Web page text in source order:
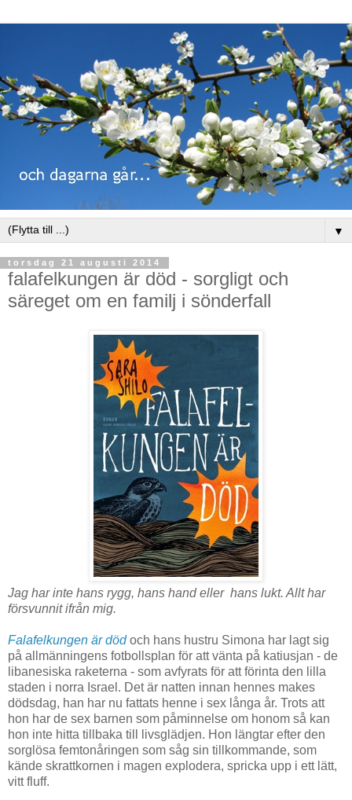
▼
torsdag 21 augusti 2014
falafelkungen är död - sorgligt och
säreget om en familj i sönderfall
Jag har inte hans rygg, hans hand eller hans lukt. Allt har
försvunnit ifrån mig.
Falafelkungen är död och hans hustru Simona har lagt sig
på allmänningens fotbollsplan för att vänta på katiusjan - de
libanesiska raketerna - som avfyrats för att förinta den lilla
staden i norra Israel. Det är natten innan hennes makes
dödsdag, han har nu fattats henne i sex långa år. Trots att
hon har de sex barnen som påminnelse om honom så kan
hon inte hitta tillbaka till livsglädjen. Hon längtar efter den
sorglösa femtonåringen som såg sin tillkommande, som
kände skrattkornen i magen explodera, spricka upp i ett lätt,
vitt fluff.